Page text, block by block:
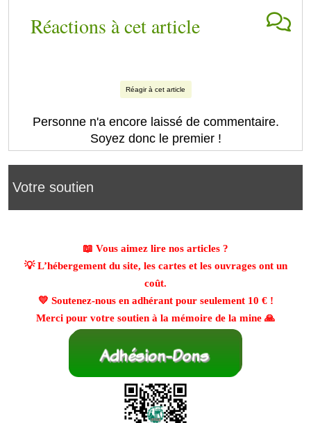
Votre soutien
📖 Vous aimez lire nos articles ?
💡 L’hébergement du site, les cartes et les ouvrages ont un
coût.
💛 Soutenez-nous en adhérant pour seulement 10 €!
Merci pour votre soutien à la mémoire de la mine 🙏
Réactions à cet article
Réagir à cet article
Personne n'a encore laissé de commentaire.
Soyez donc le premier !